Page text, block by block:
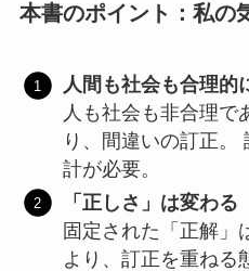
本書のポイント：私の
人間も社会も合理的
人も社会も非合理で
り、間違いの訂正。
計が必要。
「 正しさ」は変わる
固定された「正解」
より、訂正を重ねる